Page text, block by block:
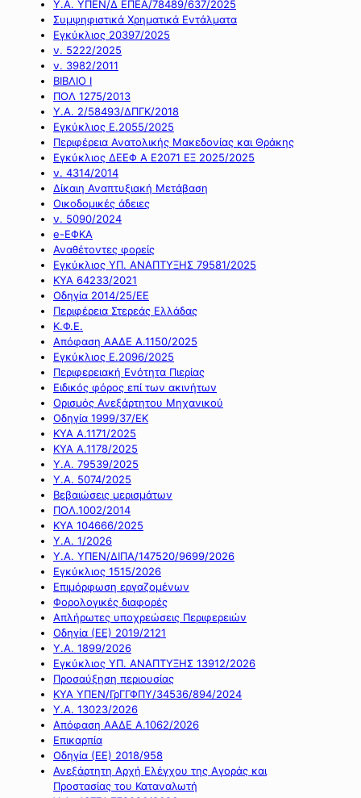
Υ.Α. ΥΠΕΝ/Δ ΕΠΕΑ/78489/637/2025
Συμψηφιστικά Χρηματικά Εντάλματα
Εγκύκλιος 20397/2025
ν. 5222/2025
ν. 3982/2011
ΒΙΒΛΙΟ Ι
ΠΟΛ 1275/2013
Υ.Α. 2/58493/ΔΠΓΚ/2018
Εγκύκλιος Ε.2055/2025
Περιφέρεια Ανατολικής Μακεδονίας και Θράκης
Εγκύκλιος ΔΕΕΦ Α Ε2071 ΕΞ 2025/2025
ν. 4314/2014
Δίκαιη Αναπτυξιακή Μετάβαση
Οικοδομικές άδειες
ν. 5090/2024
e-ΕΦΚΑ
Αναθέτοντες φορείς
Εγκύκλιος ΥΠ. ΑΝΑΠΤΥΞΗΣ 79581/2025
ΚΥΑ 64233/2021
Οδηγία 2014/25/ΕΕ
Περιφέρεια Στερεάς Ελλάδας
Κ.Φ.Ε.
Απόφαση ΑΑΔΕ Α.1150/2025
Εγκύκλιος Ε.2096/2025
Περιφερειακή Ενότητα Πιερίας
Ειδικός φόρος επί των ακινήτων
Ορισμός Ανεξάρτητου Μηχανικού
Οδηγία 1999/37/ΕΚ
ΚΥΑ Α.1171/2025
ΚΥΑ Α.1178/2025
Υ.Α. 79539/2025
Υ.Α. 5074/2025
Βεβαιώσεις μερισμάτων
ΠΟΛ.1002/2014
ΚΥΑ 104666/2025
Υ.Α. 1/2026
Υ.Α. ΥΠΕΝ/ΔΙΠΑ/147520/9699/2026
Εγκύκλιος 1515/2026
Επιμόρφωση εργαζομένων
Φορολογικές διαφορές
Απλήρωτες υποχρεώσεις Περιφερειών
Οδηγία (ΕΕ) 2019/2121
Υ.Α. 1899/2026
Εγκύκλιος ΥΠ. ΑΝΑΠΤΥΞΗΣ 13912/2026
Προσαύξηση περιουσίας
ΚΥΑ ΥΠΕΝ/ΓρΓΓΦΠΥ/34536/894/2024
Υ.Α. 13023/2026
Απόφαση ΑΑΔΕ Α.1062/2026
Επικαρπία
Οδηγία (ΕΕ) 2018/958
Ανεξάρτητη Αρχή Ελέγχου της Αγοράς και
Προστασίας του Καταναλωτή